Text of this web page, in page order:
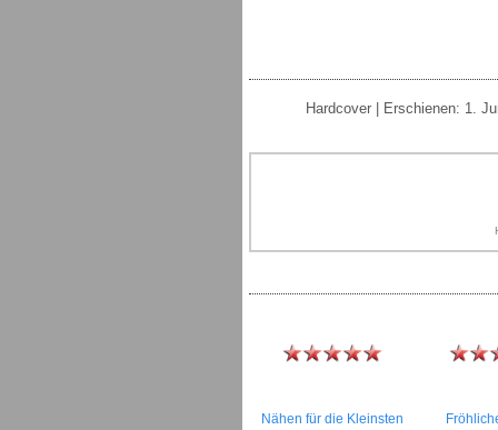
Hardcover | Erschienen: 1.
Nähen für die Kleinsten